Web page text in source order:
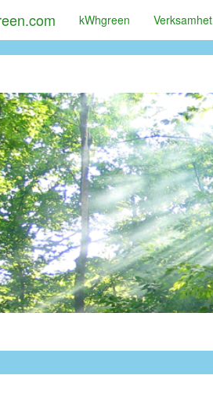
kWhgreen Verksamhet